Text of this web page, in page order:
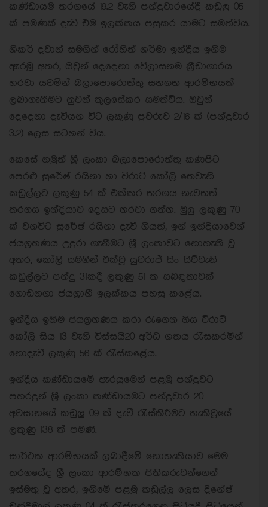
කණ්ඩායම තරගයේ 19.2 වැනි පන්දුවාරයේදී කඩුලු 05
ක් පමණක් දැවී එම ඉලක්කය පසුකර යාමට සමත්විය.
ශිකර් දවාන් සමගින් රෝහිත් ශර්මා ඉන්දීය ඉනිම
ඇරඹූ අතර, ඔවුන් දෙදෙනා වේලාසනම ක්‍රීඩාගාරය
හරවා යවමින් බලාපොරොත්තු සහගත ආරම්භයක්
ලබාගැනීමට නුවන් කුලසේකර සමත්විය. ඔවුන්
දෙදෙනා දැවීයන විට ලකුණු පුවරුව 2/16 ක් (පන්දුවාර
3.2) ලෙස සටහන් විය.
කෙසේ නමුත් ශ්‍රී ලංකා බලාපොරොත්තු කණපිට
පෙරළු සුරේෂ් රයිනා හා විරාට් කෝලි තෙවැනි
කඩුල්ලට ලකුණු 54 ක් එක්කර තරගය නැවතත්
තරගය ඉන්දියාව දෙසට හරවා ගත්හ. මුලු ලකුණු 70
ක් වනවිට සුරේෂ් රයිනා දැවී ගියත්, ඉන් ඉන්දියාවෙන්
ජයග්‍රහණය උදුරා ගැනීමට ශ්‍රී ලංකාවට නොහැකි වූ
අතර, කෝලි සමගින් එක්වූ යුවරාජ් සිං සිව්වැනි
කඩුල්ලට පන්දු 31කදී ලකුණු 51 ක සබඳතාවක්
ගොඩනගා ජයග්‍රාහී ඉලක්කය පහසු කළේය.
ඉන්දීය ඉනිම ජයග්‍රහණය කරා රැගෙන ගිය විරාට්
කෝලි සිය 13 වැනි විස්සයි20 අර්ධ ශතය රැසකරමින්
නොදැවී ලකුණු 56 ක් රැස්කළේය.
ඉන්දීය කණ්ඩායමේ ඇරයුමෙන් පළමු පන්දුවට
පහරදුන් ශ්‍රී ලංකා කණ්ඩායමට පන්දුවාර 20
අවසානයේ කඩුලු 09 ක් දැවී රැස්කිරීමට හැකිවූයේ
ලකුණු 138 ක් පමණි.
සාර්ථක ආරම්භයක් ලබාදීමේ නොහැකියාව මෙම
තරගයේද ශ්‍රී ලංකා ආරම්භක පිතිකරුවන්ගෙන්
ඉස්මතු වූ අතර, ඉනිමේ පළමු කඩුල්ල ලෙස දිනේෂ්